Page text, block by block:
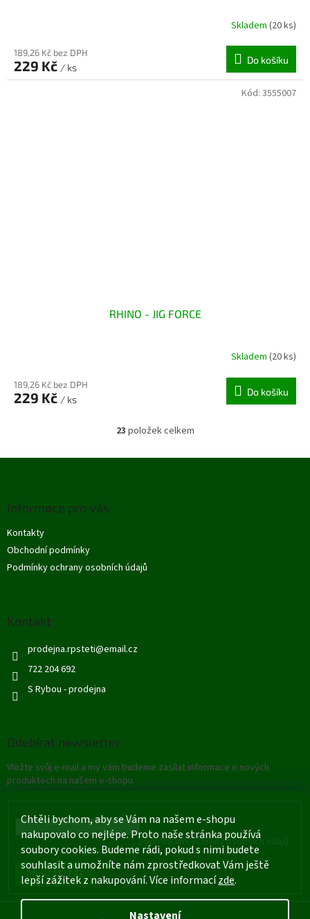
Chtěli bychom, aby se Vám na našem e-shopu
nakupovalo co nejlépe. Proto naše stránka používá
soubory cookies. Budeme rádi, pokud s nimi budete
souhlasit a umožníte nám zprostředkovat Vám ještě
lepší zážitek z nakupování. Více informacízde.
Nastavení
Skladem (20 ks)
189,26 Kč bez DPH
229 Kč / ks
Do košíku
RHINO - JIG FORCE
Skladem (20 ks)
189,26 Kč bez DPH
229 Kč / ks
Do košíku
Kód: 3555007
O
l
23 položek celkem
Informace pro vás
Kontakty
Obchodní podmínky
Podmínky ochrany osobních údajů
Kontakt
prodejna.rpsteti@email.cz
722 204 692
S Rybou - prodejna
Odebírat newsletter
Vložte svůj e-mail a my vám budeme zasílat informace o nových
produktech na našem e-shopu.
Vložením e-mailu souhlasíte s podmínkami ochrany osobních údajů
PŘIHLÁSIT SE